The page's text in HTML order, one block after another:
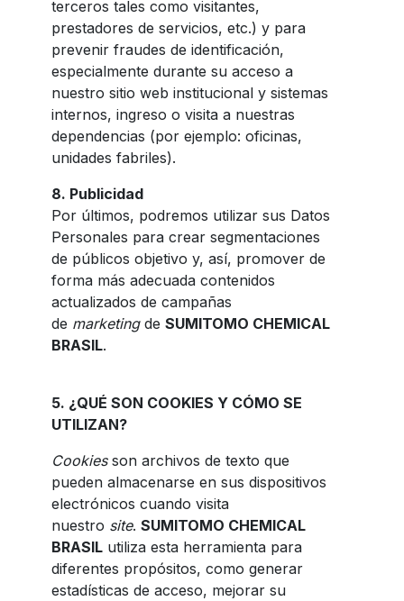
terceros tales como visitantes,
prestadores de servicios, etc.) y para
prevenir fraudes de identificación,
especialmente durante su acceso a
nuestro sitio web institucional y sistemas
internos, ingreso o visita a nuestras
dependencias (por ejemplo: oficinas,
unidades fabriles).
8. Publicidad
Por últimos, podremos utilizar sus Datos
Personales para crear segmentaciones
de públicos objetivo y, así, promover de
forma más adecuada contenidos
actualizados de campañas
de marketingde SUMITOMO CHEMICAL
BRASIL.
5. ¿QUÉ SON COOKIES Y CÓMO SE
UTILIZAN?
Cookies son archivos de texto que
pueden almacenarse en sus dispositivos
electrónicos cuando visita
nuestro site. SUMITOMO CHEMICAL
BRASILutiliza esta herramienta para
diferentes propósitos, como generar
estadísticas de acceso, mejorar su